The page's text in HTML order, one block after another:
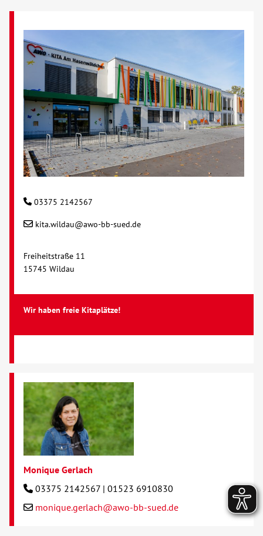
03375 2142567
kita.wildau@awo-bb-sued.de
Freiheitstraße 11
15745 Wildau
Wir haben freie Kitaplätze!
Monique Gerlach
03375 2142567 | 01523 6910830
monique.gerlach@awo-bb-sued.de